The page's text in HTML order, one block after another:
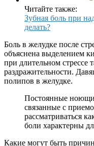
Читайте также:
Зубная боль при
делать?
Боль в желудке после
объяснена выделением
при длительном стрессе
раздражительности.
полипов в желудке.
Постоянные
связанные с
рассматриваться
боли характерны
Какие могут быть